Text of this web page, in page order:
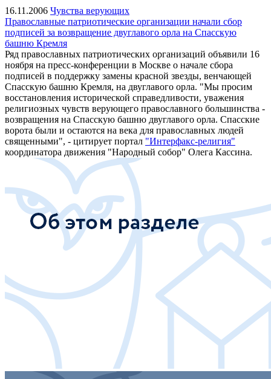
16.11.2006 Чувства верующих
Православные патриотические организации начали сбор
подписей за возвращение двуглавого орла на Спасскую
башню Кремля
Ряд православных патриотических организаций объявили 16
ноября на пресс-конференции в Москве о начале сбора
подписей в поддержку замены красной звезды, венчающей
Спасскую башню Кремля, на двуглавого орла. "Мы просим
восстановления исторической справедливости, уважения
религиозных чувств верующего православного большинства -
возвращения на Спасскую башню двуглавого орла. Спасские
ворота были и остаются на века для православных людей
священными", - цитирует портал "Интерфакс-религия"
координатора движения "Народный собор" Олега Кассина.